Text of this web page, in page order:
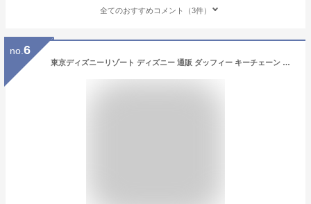
全てのおすすめコメント（3件）
no. 6
東京ディズニーリゾート ディズニー 通販 ダッフィー キーチェーン 無料 ギフトラッピング TDR ディズニーシー ディズニーランド お土産 キーホルダー